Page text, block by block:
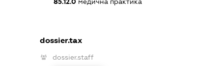
85.12.0 медична практика
dossier.tax
dossier.staff